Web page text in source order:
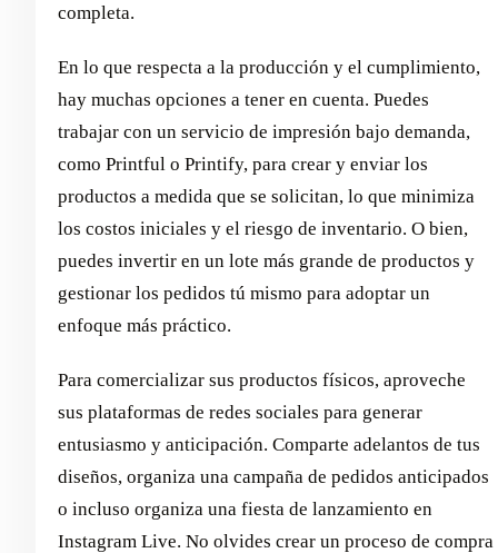
completa.
En lo que respecta a la producción y el cumplimiento,
hay muchas opciones a tener en cuenta. Puedes
trabajar con un servicio de impresión bajo demanda,
como Printful o Printify, para crear y enviar los
productos a medida que se solicitan, lo que minimiza
los costos iniciales y el riesgo de inventario. O bien,
puedes invertir en un lote más grande de productos y
gestionar los pedidos tú mismo para adoptar un
enfoque más práctico.
Para comercializar sus productos físicos, aproveche
sus plataformas de redes sociales para generar
entusiasmo y anticipación. Comparte adelantos de tus
diseños, organiza una campaña de pedidos anticipados
o incluso organiza una fiesta de lanzamiento en
Instagram Live. No olvides crear un proceso de compra